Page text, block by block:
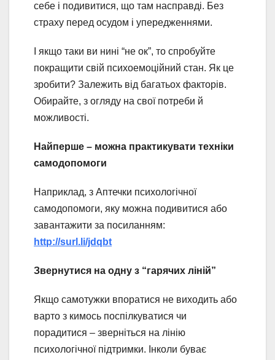
себе і подивитися, що там насправді. Без
страху перед осудом і упередженнями.
І якщо таки ви нині “не ок”, то спробуйте
покращити свій психоемоційний стан. Як це
зробити? Залежить від багатьох факторів.
Обирайте, з огляду на свої потреби й
можливості.
Найперше – можна практикувати техніки
самодопомоги
Наприклад, з Аптечки психологічної
самодопомоги, яку можна подивитися або
завантажити за посиланням:
http://surl.li/jdqbt
Звернутися на одну з “гарячих ліній”
Якщо самотужки впоратися не виходить або
варто з кимось поспілкуватися чи
порадитися – зверніться на лінію
психологічної підтримки. Інколи буває